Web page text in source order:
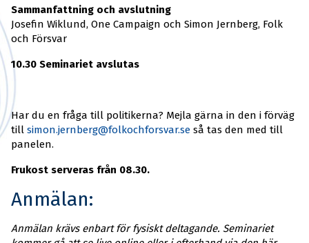
Sammanfattning och avslutning
Josefin Wiklund, One Campaign och Simon Jernberg, Folk
och Försvar
10.30 Seminariet avslutas
Har du en fråga till politikerna? Mejla gärna in den i förväg
till simon.jernberg@folkochforsvar.se så tas den med till
panelen.
Frukost serveras från 08.30.
Anmälan:
Anmälan krävs enbart för fysiskt deltagande. Seminariet